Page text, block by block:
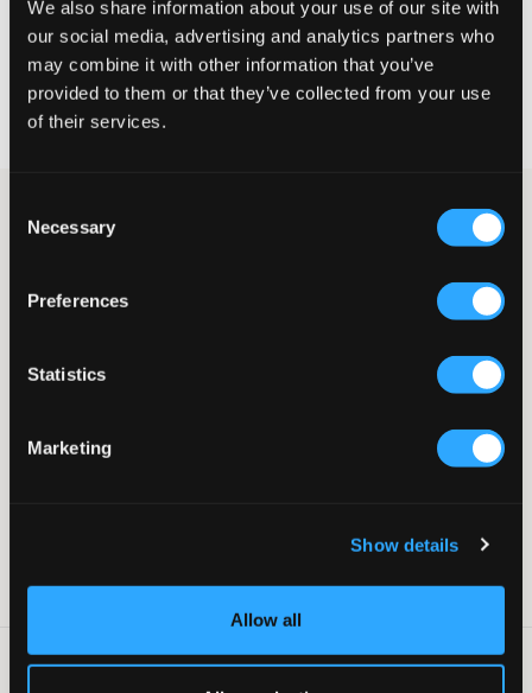
We also share information about your use of our site with
our social media, advertising and analytics partners who
may combine it with other information that you’ve
provided to them or that they’ve collected from your use
of their services.
Selection
Necessary
Preferences
Statistics
Marketing
Show details
Allow all
VÆLG EN STØRRELSE
Hurtig levering
Fri fragt over 499 kr
Mørkeblå chinosshorts fra Polo Ralph Lauren. I taljen er der
elastik, og lynlåsen består af knap og lynlås. Indvendigt er der
sidelommer samt baglommer. Den klassiske hest er broderet i
rødt og placeret på benet. Disse shorts fungerer både til
Chino-model
Baglomme
SKU
Råd om tøjvask: